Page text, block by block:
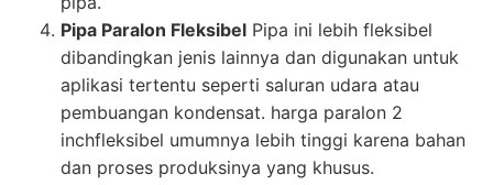
Pipa Paralon Fleksibel Pipa ini lebih fleksibel
dibandingkan jenis lainnya dan digunakan untuk
aplikasi tertentu seperti saluran udara atau
pembuangan kondensat. harga paralon 2
inchfleksibel umumnya lebih tinggi karena bahan
dan proses produksinya yang khusus.